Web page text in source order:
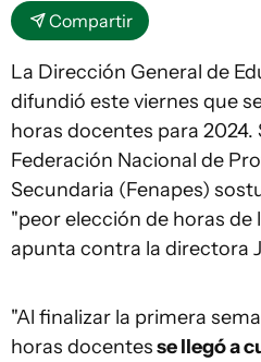
Compartir
La Dirección General de
difundió este viernes que
horas docentes para 2024.
Federación Nacional de
Secundaria (Fenapes)
"peor elección de horas de
apunta contra la directora
"Al finalizar la primera
horas docentesse llegó a